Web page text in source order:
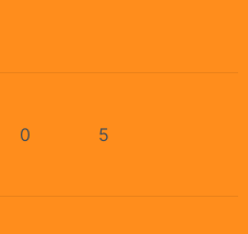
0 5